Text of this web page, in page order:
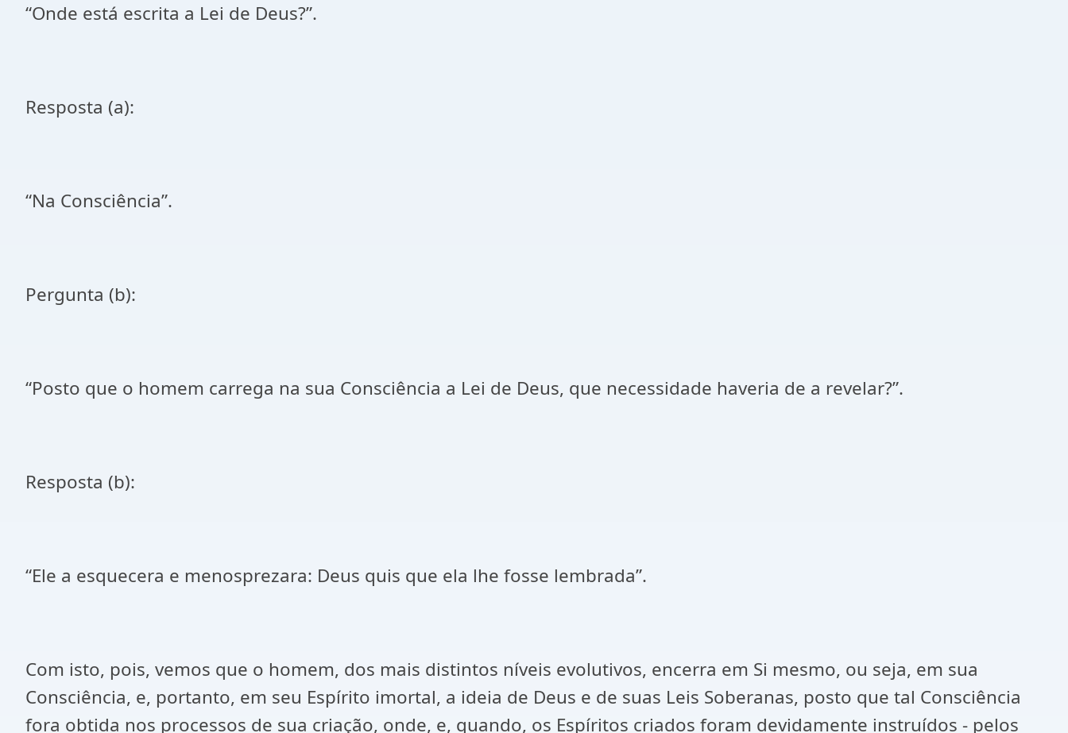
“Onde está escrita a Lei de Deus?”.
Resposta (a):
“Na Consciência”.
Pergunta (b):
“Posto que o homem carrega na sua Consciência a Lei de Deus, que necessidade haveria de a revelar?”.
Resposta (b):
“Ele a esquecera e menosprezara: Deus quis que ela lhe fosse lembrada”.
Com isto, pois, vemos que o homem, dos mais distintos níveis evolutivos, encerra em Si mesmo, ou seja, em sua
Consciência, e, portanto, em seu Espírito imortal, a ideia de Deus e de suas Leis Soberanas, posto que tal Consciência
fora obtida nos processos de sua criação, onde, e, quando, os Espíritos criados foram devidamente instruídos - pelos